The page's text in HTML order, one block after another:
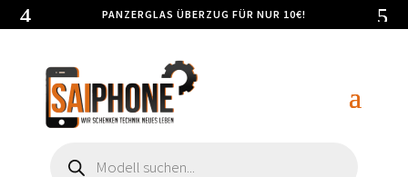
PANZERGLAS ÜBERZUG FÜR NUR 10€!
search